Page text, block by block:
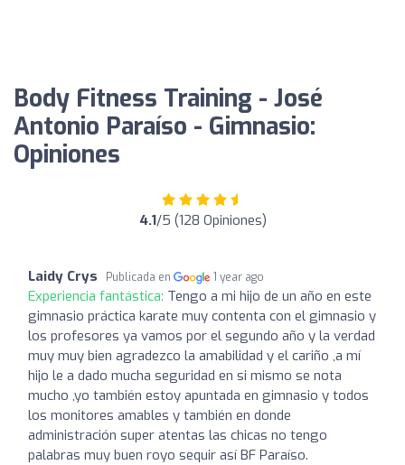
Body Fitness Training - José
Antonio Paraíso - Gimnasio:
Opiniones
4.1/5 (128 Opiniones)
Laidy Crys Publicada en 1 year ago
Experiencia fantástica: Tengo a mi hijo de un año en este
gimnasio práctica karate muy contenta con el gimnasio y
los profesores ya vamos por el segundo año y la verdad
muy muy bien agradezco la amabilidad y el cariño ,a mí
hijo le a dado mucha seguridad en si mismo se nota
mucho ,yo también estoy apuntada en gimnasio y todos
los monitores amables y también en donde
administración super atentas las chicas no tengo
palabras muy buen royo sequir así BF Paraíso.